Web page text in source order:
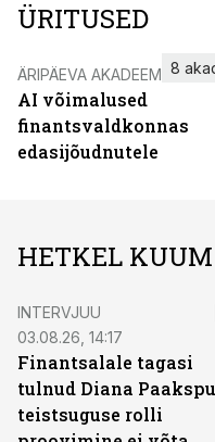
ÜRITUSED
ÄRIPÄEVA AKADEEMIA
AI võimalused
finantsvaldkonnas
edasijõudnutele
8
HETKEL KUUM
INTERVJUU
03.08.26, 14:17
Finantsalale tagasi
tulnud Diana
teistsuguse rolli